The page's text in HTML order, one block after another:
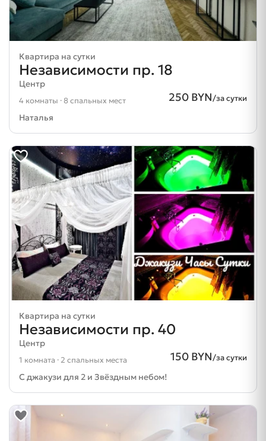
Квартира на сутки
Независимости пр. 18
Центр
250 BYN/за сутки
4 комнаты · 8 спальных мест
Наталья
Квартира на сутки
Независимости пр. 40
Центр
150 BYN/за сутки
1 комната · 2 спальных места
С джакузи для 2 и Звёздным небом!